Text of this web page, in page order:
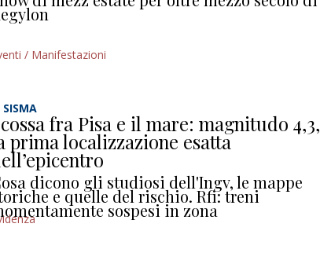
/ Manifestazioni
SISMA
fra Pisa e il mare: magnitudo 4,3,
prima localizzazione esatta
dicono gli studiosi dell'Ingv, le mappe
e quelle del rischio. Rfi: treni
sospesi in zona